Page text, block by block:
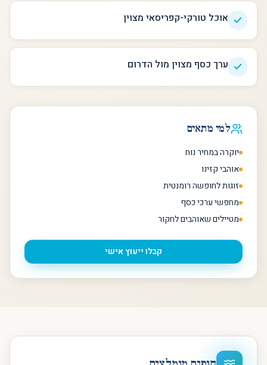
אוכל טורקי-קפריסאי מצוין
ערך כסף מצוין מול הדרום
למי מתאים
יוקרה במחיר נוח
אוהבי קזינו
זוגות לחופשה רומנטית
מחפשי ערכי כסף
מטיילים שאוהבים לחקור
קבלו ייעוץ אישי